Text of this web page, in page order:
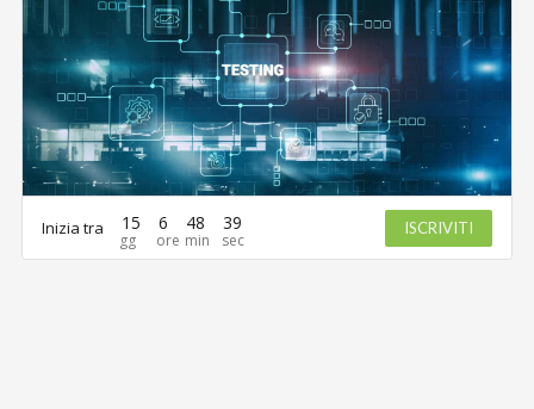
Inizia tra 15 6 48 39 ISCRIVITI